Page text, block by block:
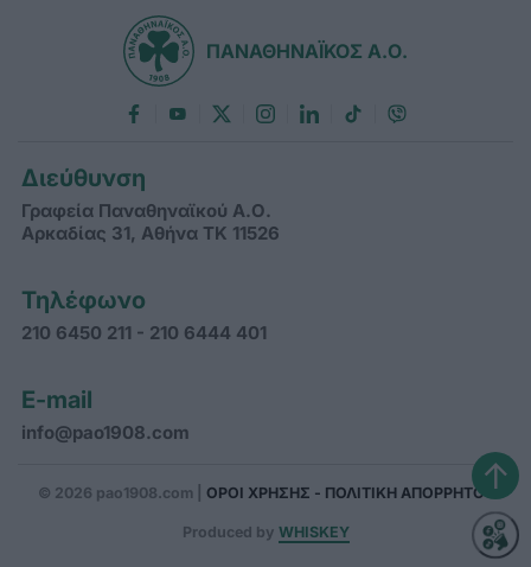
ΠΑΝΑΘΗΝΑΪΚΟΣ Α.Ο.
Διεύθυνση
Γραφεία Παναθηναϊκού Α.Ο.
Αρκαδίας 31, Αθήνα ΤΚ 11526
Τηλέφωνο
210 6450 211 - 210 6444 401
E-mail
info@pao1908.com
© 2026 pao1908.com | ΟΡΟΙ ΧΡΗΣΗΣ - ΠΟΛΙΤΙΚΗ ΑΠΟΡΡΗΤΟΥ
Produced by WHISKEY
↑